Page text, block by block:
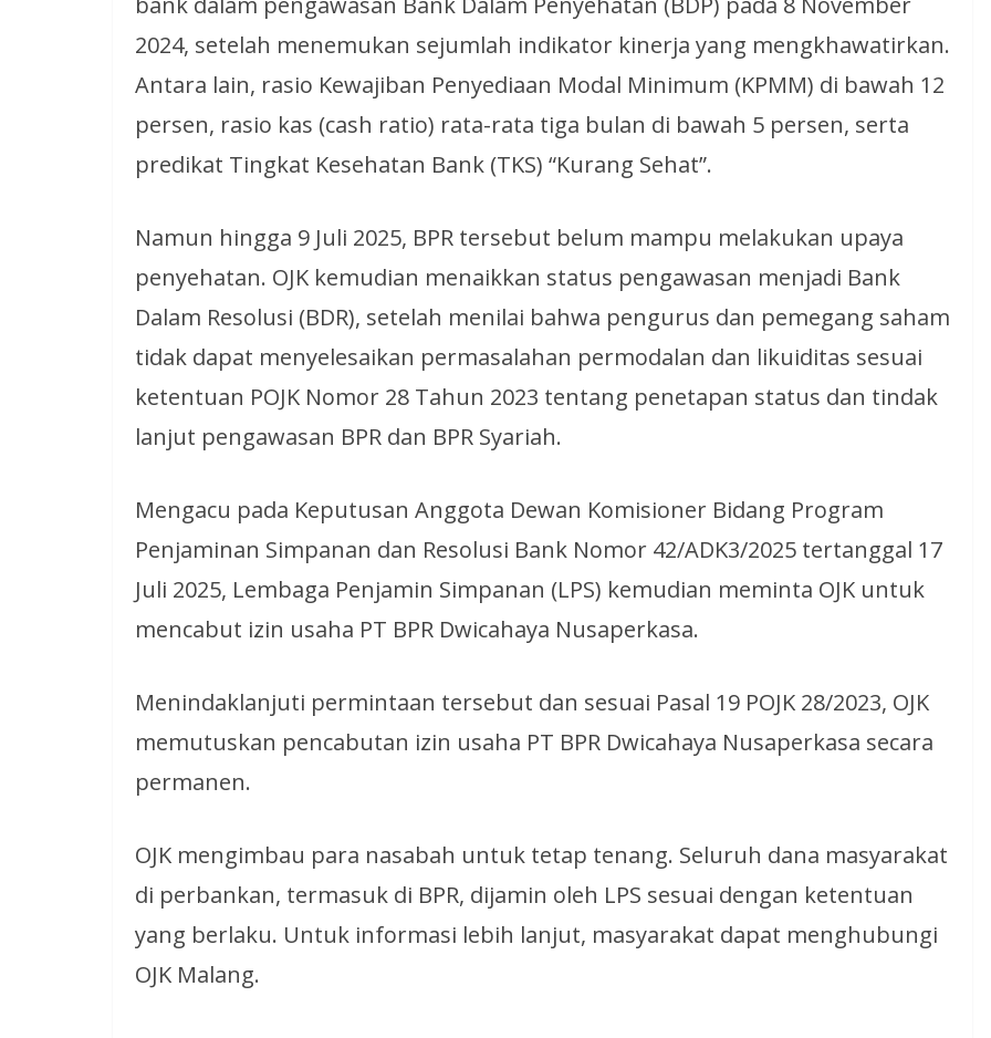
2024, setelah menemukan sejumlah indikator kinerja yang mengkhawatirkan.
Antara lain, rasio Kewajiban Penyediaan Modal Minimum (KPMM) di bawah 12
persen, rasio kas (cash ratio) rata-rata tiga bulan di bawah 5 persen, serta
predikat Tingkat Kesehatan Bank (TKS) “Kurang Sehat”.
Namun hingga 9 Juli 2025, BPR tersebut belum mampu melakukan upaya
penyehatan. OJK kemudian menaikkan status pengawasan menjadi Bank
Dalam Resolusi (BDR), setelah menilai bahwa pengurus dan pemegang saham
tidak dapat menyelesaikan permasalahan permodalan dan likuiditas sesuai
ketentuan POJK Nomor 28 Tahun 2023 tentang penetapan status dan tindak
lanjut pengawasan BPR dan BPR Syariah.
Mengacu pada Keputusan Anggota Dewan Komisioner Bidang Program
Penjaminan Simpanan dan Resolusi Bank Nomor 42/ADK3/2025 tertanggal 17
Juli 2025, Lembaga Penjamin Simpanan (LPS) kemudian meminta OJK untuk
mencabut izin usaha PT BPR Dwicahaya Nusaperkasa.
Menindaklanjuti permintaan tersebut dan sesuai Pasal 19 POJK 28/2023, OJK
memutuskan pencabutan izin usaha PT BPR Dwicahaya Nusaperkasa secara
permanen.
OJK mengimbau para nasabah untuk tetap tenang. Seluruh dana masyarakat
di perbankan, termasuk di BPR, dijamin oleh LPS sesuai dengan ketentuan
yang berlaku. Untuk informasi lebih lanjut, masyarakat dapat menghubungi
OJK Malang.